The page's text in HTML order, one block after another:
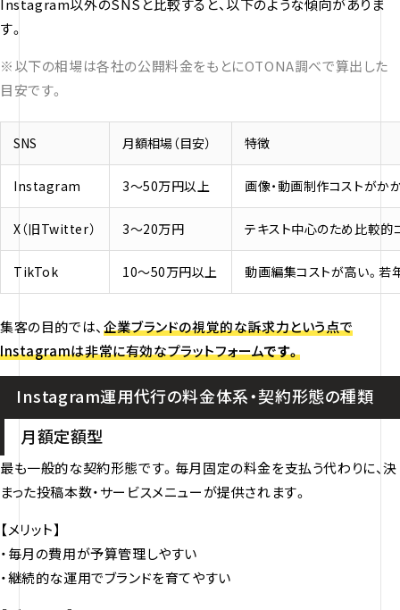
Instagram以外のSNSと比較すると、以下のような傾向がありま
す。
※以下の相場は各社の公開料金をもとにOTONA調べで算出した
目安です。
SNS 月額相場（目安） 特徴
Instagram 3〜50万円以上 画像・動画制作コストがか
X（旧Twitter） 3〜20万円 テキスト中心のため比較的
TikTok 10〜50万円以上 動画編集コストが高い。若
集客の目的では、 企業ブランドの視覚的な訴求力という点で
Instagramは非常に有効なプラットフォームです。
Instagram運用代行の料金体系・契約形態の種類
月額定額型
最も一般的な契約形態です。毎月固定の料金を支払う代わりに、決
まった投稿本数・サービスメニューが提供されます。
【メリット】
・毎月の費用が予算管理しやすい
・継続的な運用でブランドを育てやすい